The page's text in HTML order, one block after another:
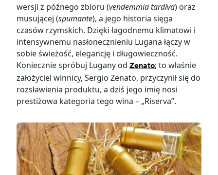
wersji z późnego zbioru (vendemmia tardiva) oraz
musującej (spumante), a jego historia sięga
czasów rzymskich. Dzięki łagodnemu klimatowi i
intensywnemu nasłonecznieniu Lugana łączy w
sobie świeżość, elegancję i długowieczność.
Koniecznie spróbuj Lugany odZenato; to właśnie
założyciel winnicy, Sergio Zenato, przyczynił się do
rozsławienia produktu, a dziś jego imię nosi
prestiżowa kategoria tego wina – „Riserva”.